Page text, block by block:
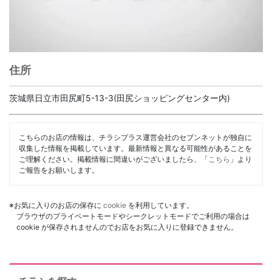
住所
茨城県日立市田尻町5-13-3(田尻ショッピングセンター内)
こちらのお店の情報は、チラシプラス運営会社のセブンネットが独自に
収集した情報を掲載しています。最新情報と異なる可能性があることを
ご理解ください。掲載情報に間違いがございましたら、「 こちら 」より
ご報告をお願いします。
※お気に入りのお店の保存に cookie を利用しています。
ブラウザのプライベートモードやシークレットモードでご利用の場合は
cookie が保存されませんのでお店をお気に入りに登録できません。